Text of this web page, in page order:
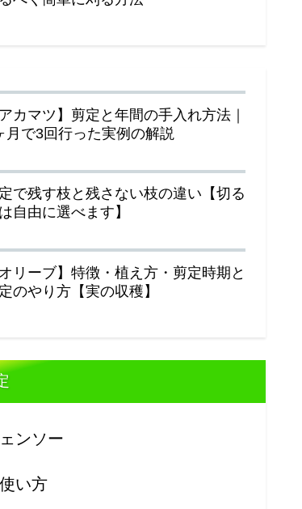
アカマツ】剪定と年間の手入れ方法｜
月で3回行った実例の解説
で残す枝と残さない枝の違い【切る
自由に選べます】
オリーブ】特徴・植え方・剪定時期と
のやり方【実の収穫】
ンソー
使い方